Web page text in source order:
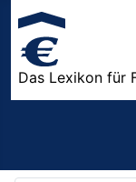
Das Lexikon für